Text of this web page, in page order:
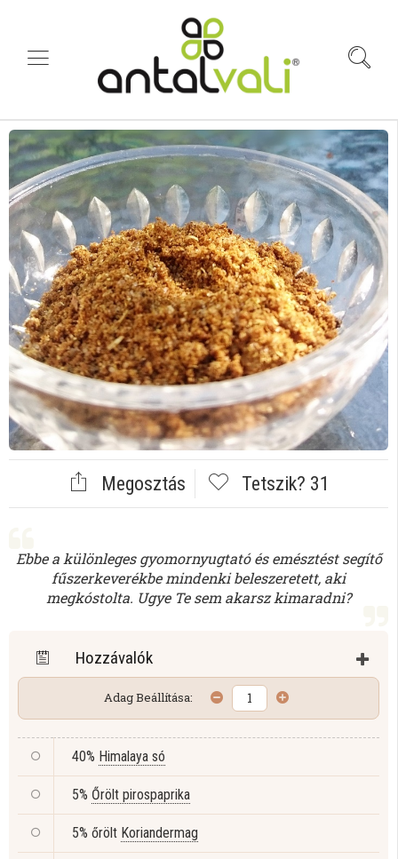
Megosztás Tetszik? 31
Ebbe a különleges gyomornyugtató és emésztést segítő
fűszerkeverékbe mindenki beleszeretett, aki
megkóstolta. Ugye Te sem akarsz kimaradni?
Hozzávalók
Adag Beállítása:
40% Himalaya só
5% Őrölt pirospaprika
5% őrölt Koriandermag